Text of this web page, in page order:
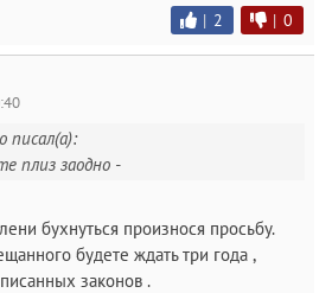
| 2 | 0
писал(а):
плиз заодно -
бухнуться произнося просьбу.
будете ждать три года ,
законов .